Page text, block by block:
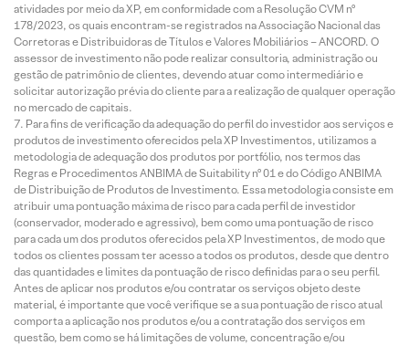
atividades por meio da XP, em conformidade com a Resolução CVM nº
178/2023, os quais encontram-se registrados na Associação Nacional das
Corretoras e Distribuidoras de Títulos e Valores Mobiliários – ANCORD. O
assessor de investimento não pode realizar consultoria, administração ou
gestão de patrimônio de clientes, devendo atuar como intermediário e
solicitar autorização prévia do cliente para a realização de qualquer operação
no mercado de capitais.
Para fins de verificação da adequação do perfil do investidor aos serviços e
produtos de investimento oferecidos pela XP Investimentos, utilizamos a
metodologia de adequação dos produtos por portfólio, nos termos das
Regras e Procedimentos ANBIMA de Suitability nº 01 e do Código ANBIMA
de Distribuição de Produtos de Investimento. Essa metodologia consiste em
atribuir uma pontuação máxima de risco para cada perfil de investidor
(conservador, moderado e agressivo), bem como uma pontuação de risco
para cada um dos produtos oferecidos pela XP Investimentos, de modo que
todos os clientes possam ter acesso a todos os produtos, desde que dentro
das quantidades e limites da pontuação de risco definidas para o seu perfil.
Antes de aplicar nos produtos e/ou contratar os serviços objeto deste
material, é importante que você verifique se a sua pontuação de risco atual
comporta a aplicação nos produtos e/ou a contratação dos serviços em
questão, bem como se há limitações de volume, concentração e/ou